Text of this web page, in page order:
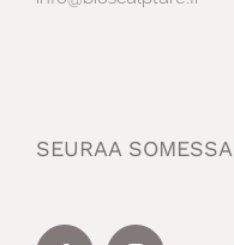
SEURAA SOMESSA